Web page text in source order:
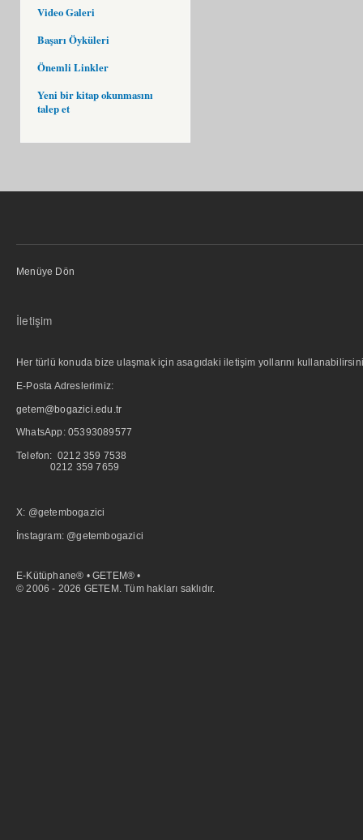
Video Galeri
Başarı Öyküleri
Önemli Linkler
Yeni bir kitap okunmasını
talep et
Menüye Dön
İletişim
Her türlü konuda bize ulaşmak için asagıdaki iletişim yollarını
E-Posta Adreslerimiz:
getem@bogazici.edu.tr
WhatsApp: 05393089577
Telefon: 0212 359 7538
0212 359 7659
X: @getembogazici
İnstagram: @getembogazici
E-Kütüphane® • GETEM® •
© 2006 - 2026 GETEM. Tüm hakları saklıdır.